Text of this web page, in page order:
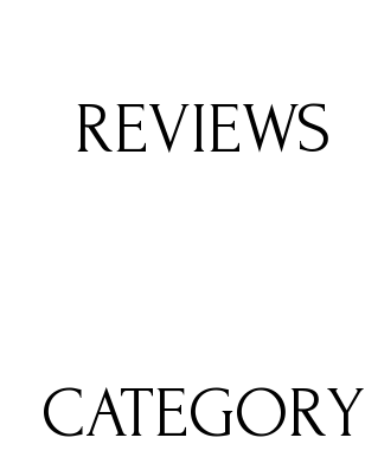
REVIEWS
CATEGORY